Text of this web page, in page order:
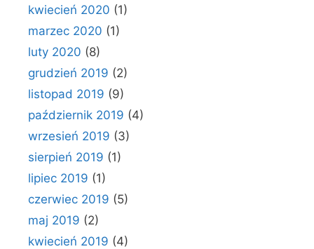
kwiecień 2020 (1)
marzec 2020 (1)
luty 2020 (8)
grudzień 2019 (2)
listopad 2019 (9)
październik 2019 (4)
wrzesień 2019 (3)
sierpień 2019 (1)
lipiec 2019 (1)
czerwiec 2019 (5)
maj 2019 (2)
kwiecień 2019 (4)